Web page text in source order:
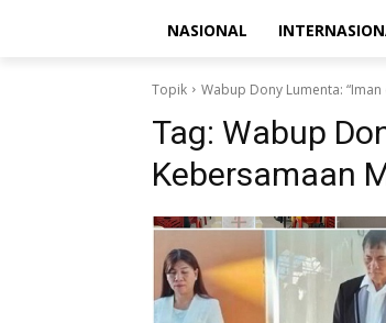
NASIONAL
Topik Wabup Dony Lumenta:
Tag: Wabup
Kebersamaan